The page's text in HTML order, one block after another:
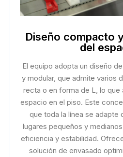
Diseño compacto
del
El equipo adopta un diseño
y modular, que admite varios
recta o en forma de L, lo
espacio en el piso. Este
que toda la línea se adapte
lugares pequeños y
eficiencia y estabilidad.
solución de envasado